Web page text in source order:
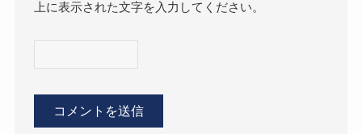
上に表示された文字を入力してください。